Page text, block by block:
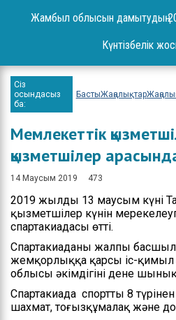
Жамбыл облысын дамытудың
Күнтізбелік
Сіз
осындасыз
ба:
БастыЖаңалықтар
Мемлекеттік
қызметшілер
14 Маусым 2019 473
2019 жылдың 13 маусым күні
қызметшілер күнін
спартакиадасы өтті.
Спартакиаданың жалпы
жемқорлыққа қарсы іс-қимыл
облысы әкімдігінің дене
Спартакиада спорттың 8
шахмат, тоғызқұмалақ және